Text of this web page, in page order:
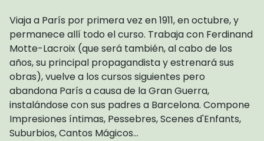
Viaja a París por primera vez en 1911, en octubre, y
permanece allí todo el curso. Trabaja con Ferdinand
Motte-Lacroix (que será también, al cabo de los
años, su principal propagandista y estrenará sus
obras), vuelve a los cursos siguientes pero
abandona París a causa de la Gran Guerra,
instalándose con sus padres a Barcelona. Compone
Impresiones íntimas, Pessebres, Scenes d'Enfants,
Suburbios, Cantos Mágicos…